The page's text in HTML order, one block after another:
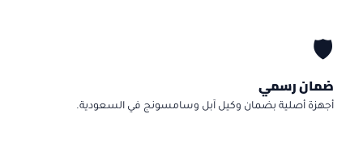
🛡️
ضمان رسمي
أجهزة أصلية بضمان وكيل آبل وسامسونج في السعودية.